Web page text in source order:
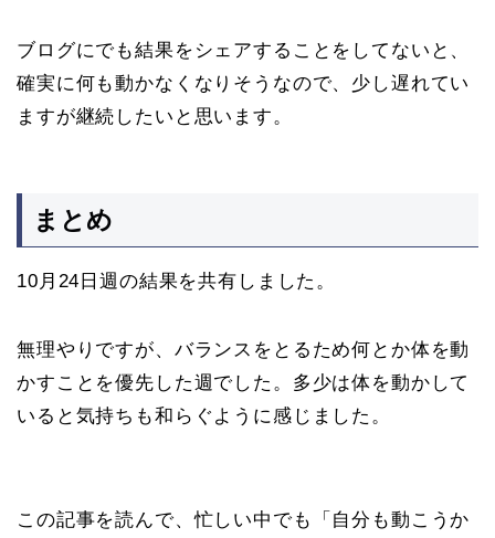
ブログにでも結果をシェアすることをしてないと、
確実に何も動かなくなりそうなので、少し遅れてい
ますが継続したいと思います。
まとめ
10月24日週の結果を共有しました。
無理やりですが、バランスをとるため何とか体を動
かすことを優先した週でした。多少は体を動かして
いると気持ちも和らぐように感じました。
この記事を読んで、忙しい中でも「自分も動こうか